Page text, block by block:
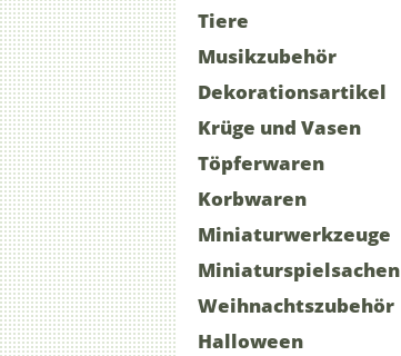
Tiere
Musikzubehör
Dekorationsartikel
Krüge und Vasen
Töpferwaren
Korbwaren
Miniaturwerkzeuge
Miniaturspielsachen
Weihnachtszubehör
Halloween